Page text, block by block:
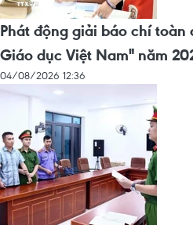
Phát động giải báo chí toàn
Giáo dục Việt Nam" năm
04/08/2026 12:36